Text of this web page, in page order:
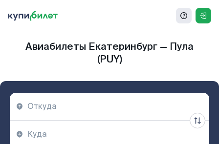
Авиабилеты Екатеринбург — Пула
(PUY)